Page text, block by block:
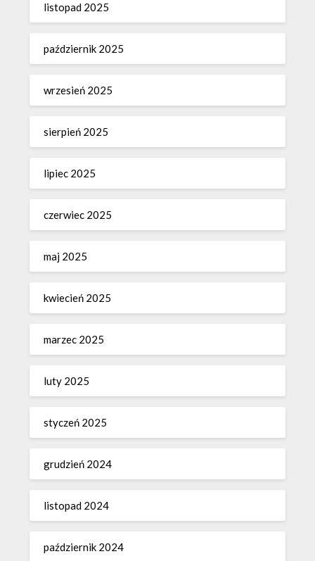
listopad 2025
październik 2025
wrzesień 2025
sierpień 2025
lipiec 2025
czerwiec 2025
maj 2025
kwiecień 2025
marzec 2025
luty 2025
styczeń 2025
grudzień 2024
listopad 2024
październik 2024